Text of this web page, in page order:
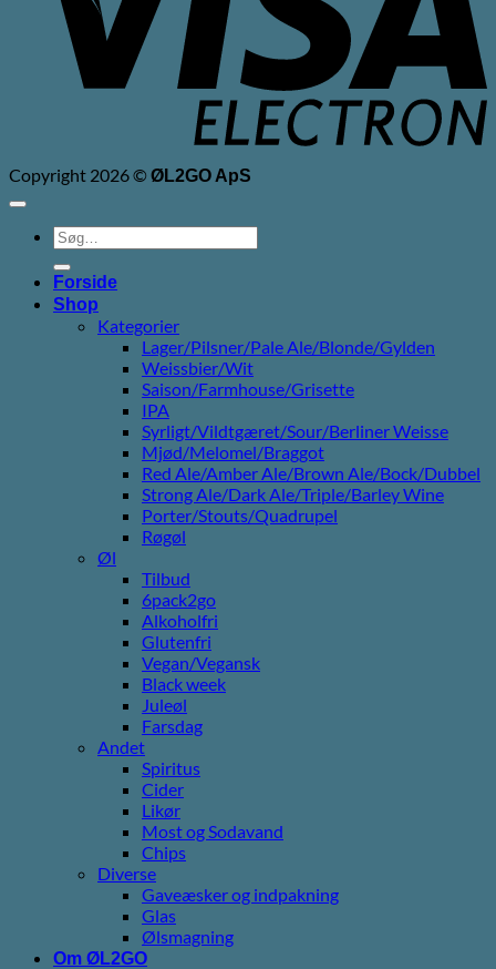
Copyright 2026 ©ØL2GO ApS
Søg
efter:
Forside
Shop
Kategorier
Lager/Pilsner/Pale Ale/Blonde/Gylden
Weissbier/Wit
Saison/Farmhouse/Grisette
IPA
Syrligt/Vildtgæret/Sour/Berliner Weisse
Mjød/Melomel/Braggot
Red Ale/Amber Ale/Brown Ale/Bock/Dubbel
Strong Ale/Dark Ale/Triple/Barley Wine
Porter/Stouts/Quadrupel
Røgøl
Øl
Tilbud
6pack2go
Alkoholfri
Glutenfri
Vegan/Vegansk
Black week
Juleøl
Farsdag
Andet
Spiritus
Cider
Likør
Most og Sodavand
Chips
Diverse
Gaveæsker og indpakning
Glas
Ølsmagning
Om ØL2GO